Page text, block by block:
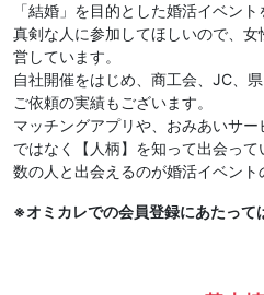
「結婚」を目的とした婚活イベント
真剣な人に参加してほしいので、
営しています。
自社開催をはじめ、商工会、JC、
ご依頼の実績もございます。
マッチングアプリや、おみあいサー
ではなく【人柄】を知って出会っ
数の人と出会えるのが婚活イベント
※オミカレでの会員登録にあたって